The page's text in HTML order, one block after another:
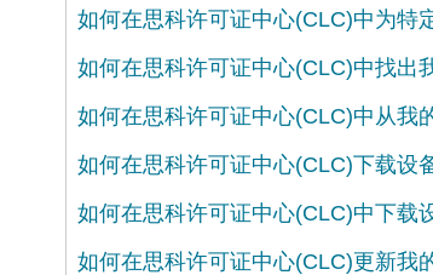
如何在思科许可证中心(CLC)中为特
如何在思科许可证中心(CLC)中找出
如何在思科许可证中心(CLC)中从我
如何在思科许可证中心(CLC)下载设
如何在思科许可证中心(CLC)中下载
如何在思科许可证中心(CLC)更新我